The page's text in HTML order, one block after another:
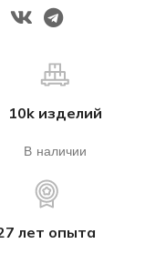
10k изделий
В наличии
лет опыта